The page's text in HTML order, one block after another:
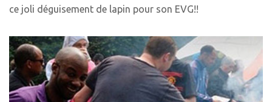
ce joli déguisement de lapin pour son EVG!!